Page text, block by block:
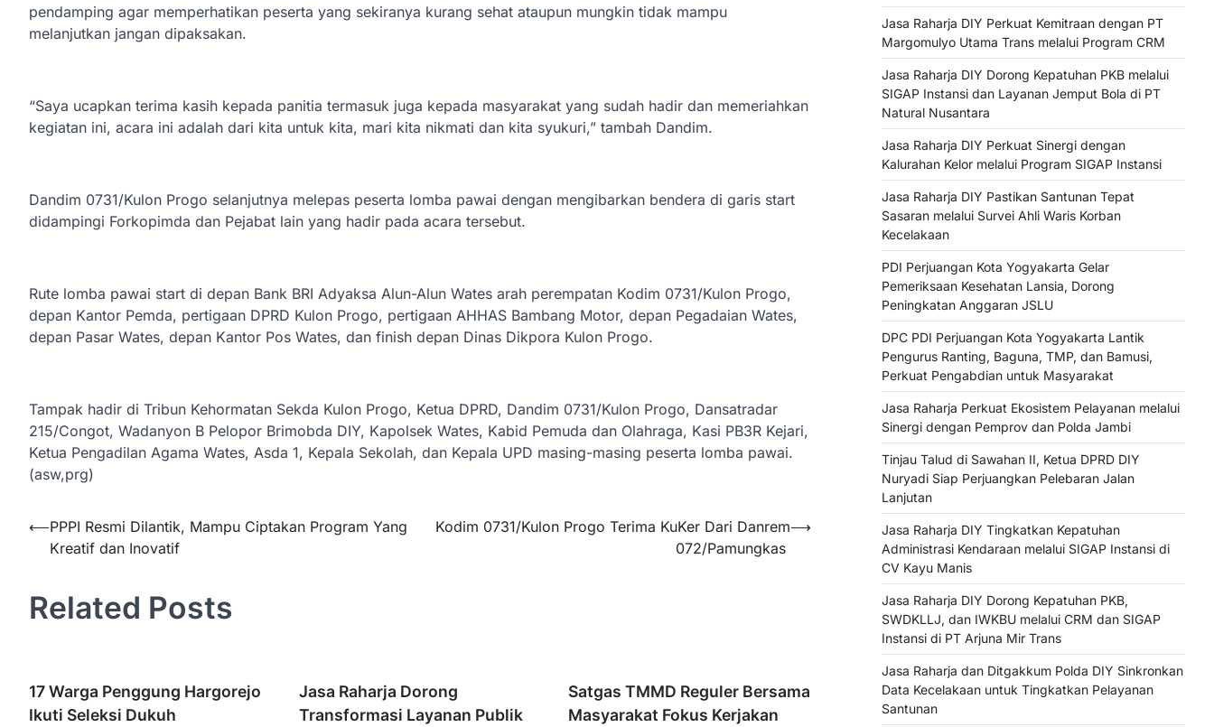
pendamping agar memperhatikan peserta yang sekiranya kurang sehat ataupun mungkin tidak mampu
melanjutkan jangan dipaksakan.
“Saya ucapkan terima kasih kepada panitia termasuk juga kepada masyarakat yang sudah hadir dan memeriahkan
kegiatan ini, acara ini adalah dari kita untuk kita, mari kita nikmati dan kita syukuri,” tambah Dandim.
Dandim 0731/Kulon Progo selanjutnya melepas peserta lomba pawai dengan mengibarkan bendera di garis start
didampingi Forkopimda dan Pejabat lain yang hadir pada acara tersebut.
Rute lomba pawai start di depan Bank BRI Adyaksa Alun-Alun Wates arah perempatan Kodim 0731/Kulon Progo,
depan Kantor Pemda, pertigaan DPRD Kulon Progo, pertigaan AHHAS Bambang Motor, depan Pegadaian Wates,
depan Pasar Wates, depan Kantor Pos Wates, dan finish depan Dinas Dikpora Kulon Progo.
Tampak hadir di Tribun Kehormatan Sekda Kulon Progo, Ketua DPRD, Dandim 0731/Kulon Progo, Dansatradar
215/Congot, Wadanyon B Pelopor Brimobda DIY, Kapolsek Wates, Kabid Pemuda dan Olahraga, Kasi PB3R Kejari,
Ketua Pengadilan Agama Wates, Asda 1, Kepala Sekolah, dan Kepala UPD masing-masing peserta lomba pawai.
(asw,prg)
Navigasi
pos
⟵PPPI Resmi Dilantik, Mampu Ciptakan Program Yang
Kreatif dan Inovatif
Kodim 0731/Kulon Progo Terima KuKer Dari Danrem
072/Pamungkas
⟶
Related Posts
17 Warga Penggung Hargorejo
Ikuti Seleksi Dukuh
Jasa Raharja Dorong
Transformasi Layanan Publik
Satgas TMMD Reguler Bersama
Masyarakat Fokus Kerjakan
Jasa Raharja DIY Perkuat Kemitraan dengan PT
Margomulyo Utama Trans melalui Program CRM
Jasa Raharja DIY Dorong Kepatuhan PKB melalui
SIGAP Instansi dan Layanan Jemput Bola di PT
Natural Nusantara
Jasa Raharja DIY Perkuat Sinergi dengan
Kalurahan Kelor melalui Program SIGAP Instansi
Jasa Raharja DIY Pastikan Santunan Tepat
Sasaran melalui Survei Ahli Waris Korban
Kecelakaan
PDI Perjuangan Kota Yogyakarta Gelar
Pemeriksaan Kesehatan Lansia, Dorong
Peningkatan Anggaran JSLU
DPC PDI Perjuangan Kota Yogyakarta Lantik
Pengurus Ranting, Baguna, TMP, dan Bamusi,
Perkuat Pengabdian untuk Masyarakat
Jasa Raharja Perkuat Ekosistem Pelayanan melalui
Sinergi dengan Pemprov dan Polda Jambi
Tinjau Talud di Sawahan II, Ketua DPRD DIY
Nuryadi Siap Perjuangkan Pelebaran Jalan
Lanjutan
Jasa Raharja DIY Tingkatkan Kepatuhan
Administrasi Kendaraan melalui SIGAP Instansi di
CV Kayu Manis
Jasa Raharja DIY Dorong Kepatuhan PKB,
SWDKLLJ, dan IWKBU melalui CRM dan SIGAP
Instansi di PT Arjuna Mir Trans
Jasa Raharja dan Ditgakkum Polda DIY Sinkronkan
Data Kecelakaan untuk Tingkatkan Pelayanan
Santunan